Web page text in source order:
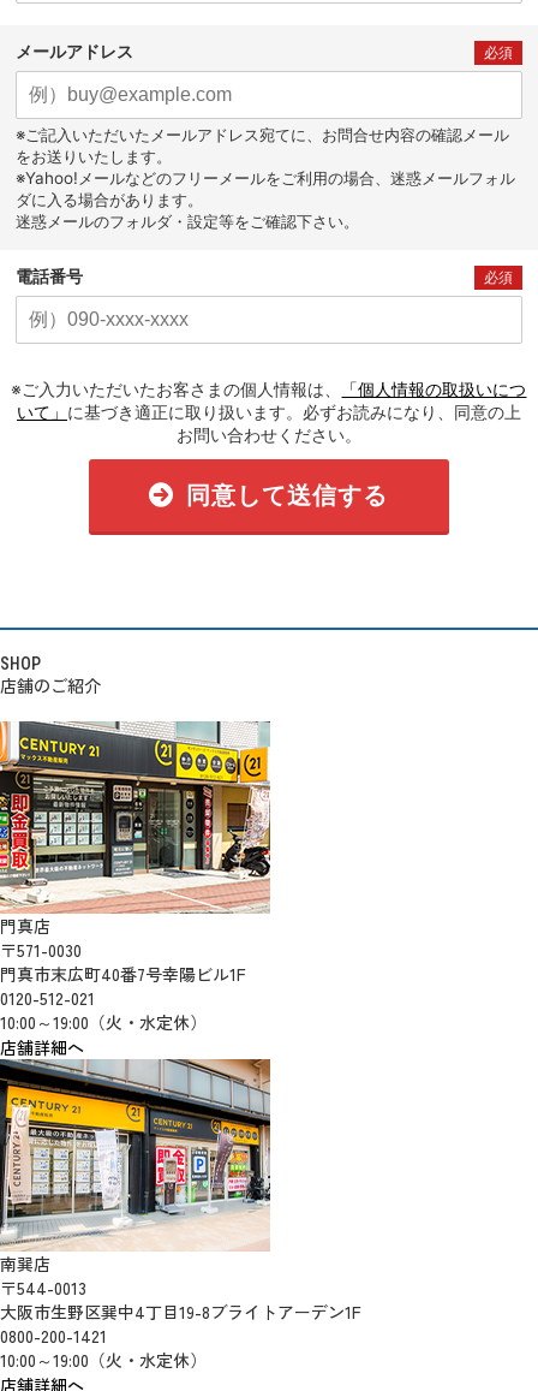
メールアドレス 必須
※ご記入いただいたメールアドレス宛てに、お問合せ内容の確認メール
をお送りいたします。
※Yahoo!メールなどのフリーメールをご利用の場合、迷惑メールフォル
ダに入る場合があります。
迷惑メールのフォルダ・設定等をご確認下さい。
電話番号 必須
※ご入力いただいたお客さまの個人情報は、
「個人情報の取扱いにつ
いて」 に基づき適正に取り扱います。必ずお読みになり、同意の上
お問い合わせください。
同意して送信する
SHOP
店舗のご紹介
門真店
〒571-0030
門真市末広町40番7号幸陽ビル1F
0120-512-021
10:00～19:00（火・水定休）
店舗詳細へ
南巽店
〒544-0013
大阪市生野区巽中4丁目19-8ブライトアーデン1F
0800-200-1421
10:00～19:00（火・水定休）
店舗詳細へ